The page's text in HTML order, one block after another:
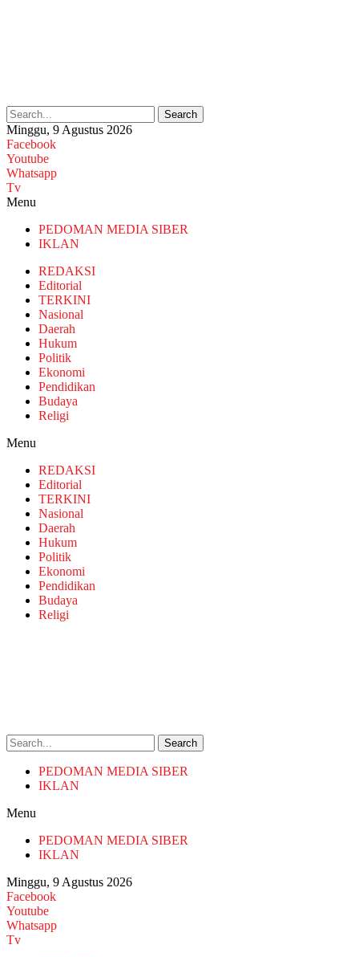
Search
Minggu, 9 Agustus 2026
Facebook
Youtube
Whatsapp
Tv
Menu
PEDOMAN MEDIA SIBER
IKLAN
REDAKSI
Editorial
TERKINI
Nasional
Daerah
Hukum
Politik
Ekonomi
Pendidikan
Budaya
Religi
Menu
REDAKSI
Editorial
TERKINI
Nasional
Daerah
Hukum
Politik
Ekonomi
Pendidikan
Budaya
Religi
Search
PEDOMAN MEDIA SIBER
IKLAN
Menu
PEDOMAN MEDIA SIBER
IKLAN
Minggu, 9 Agustus 2026
Facebook
Youtube
Whatsapp
Tv